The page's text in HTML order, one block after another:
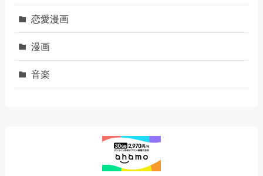
恋愛漫画
漫画
音楽